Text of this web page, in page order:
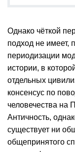
Однако чёткой
подход не
периодизации
истории, в
отдельных
консенсус по
человечества на
Античность,
существует ни
общепринятого